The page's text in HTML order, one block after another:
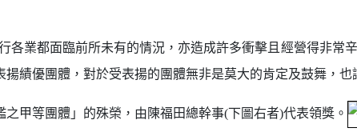
各業都面臨前所未有的情況，亦造成許多衝擊且經營得非常
績優團體，對於受表揚的團體無非是莫大的肯定及鼓舞，
甲等團體」的殊榮，由陳福田總幹事(下圖右者)代表領獎。